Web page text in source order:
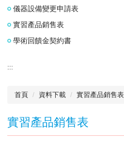
儀器設備變更申請表
實習產品銷售表
學術回饋金契約書
:::
首頁 資料下載 實習產品銷售表
實習產品銷售表